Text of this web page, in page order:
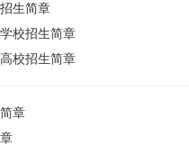
生简章
校招生简章
校招生简章
章